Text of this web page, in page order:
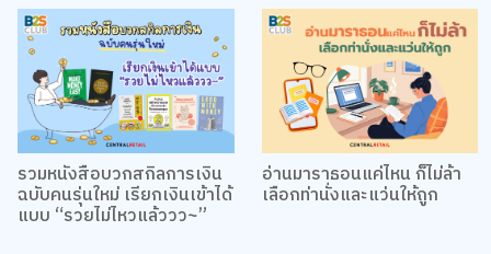
รวมหนังสือบวกสกิลการเงิน
ฉบับคนรุ่นใหม่ เรียกเงินเข้าได้
แบบ “รวยไม่ไหวแล้ววว~”
อ่านมาราธอนแค่ไหน ก็ไม่ล้า
เลือกท่านั่งและแว่นให้ถูก